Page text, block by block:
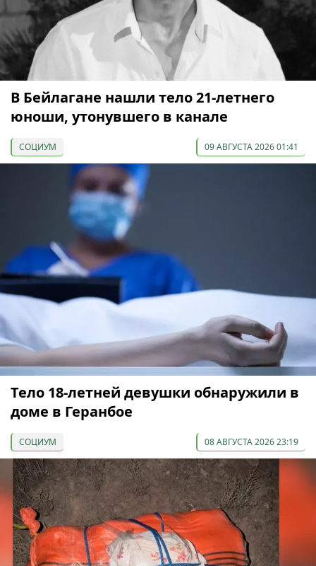
В Бейлагане нашли тело 21-летнего
юноши, утонувшего в канале
СОЦИУМ 09 АВГУСТА 2026 01:41
Тело 18-летней девушки обнаружили в
доме в Геранбое
СОЦИУМ 08 АВГУСТА 2026 23:19